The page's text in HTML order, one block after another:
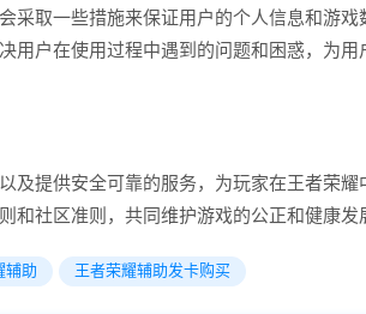
取一些措施来保证用户的个人信息和游
户在使用过程中遇到的问题和困惑，为用
及提供安全可靠的服务，为玩家在王者荣
社区准则，共同维护游戏的公正和健康发
辅助 王者荣耀辅助发卡购买